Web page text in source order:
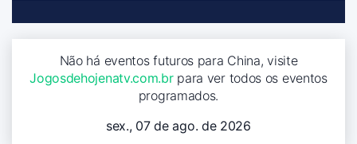
Não há eventos futuros para China, visite
Jogosdehojenatv.com.brpara ver todos os eventos
programados.
sex., 07 de ago. de 2026